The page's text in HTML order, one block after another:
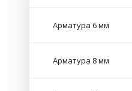
Арматура 6 мм
Арматура 8 мм